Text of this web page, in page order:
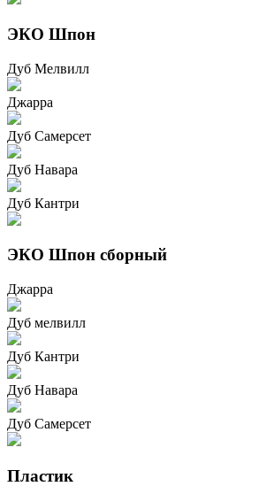
ЭКО Шпон
Дуб Мелвилл
Джарра
Дуб Самерсет
Дуб Навара
Дуб Кантри
ЭКО Шпон сборный
Джарра
Дуб мелвилл
Дуб Кантри
Дуб Навара
Дуб Самерсет
Пластик